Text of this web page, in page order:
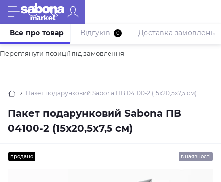
Переглянути позиції під замовлення
Пакет подарунковий Sabona ПВ 04100-2 (15x20,5x7,5 см)
Пакет подарунковий Sabona ПВ
04100-2 (15x20,5x7,5 см)
Все про товар Відгуків 0 Доставка замовлень
продано в наявності